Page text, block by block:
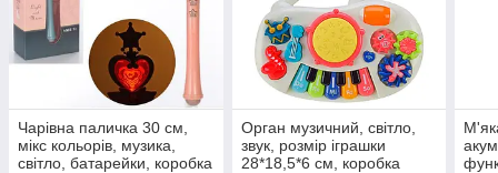
Чарівна паличка 30 см,
мікс кольорів, музика,
світло, батарейки, коробка
Орган музичний, світло,
звук, розмір іграшки
28*18,5*6 см, коробка